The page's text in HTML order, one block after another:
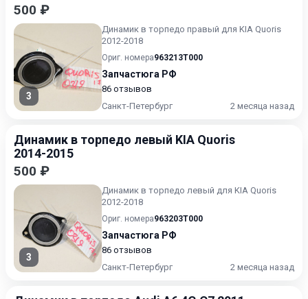
500 ₽
3
Динамик в торпедо правый для KIA Quoris
2012-2018
Ориг. номера963213T000
Запчастюга РФ
86 отзывов
Санкт-Петербург
2 месяца назад
Динамик в торпедо левый KIA Quoris
2014-2015
500 ₽
3
Динамик в торпедо левый для KIA Quoris
2012-2018
Ориг. номера963203T000
Запчастюга РФ
86 отзывов
Санкт-Петербург
2 месяца назад